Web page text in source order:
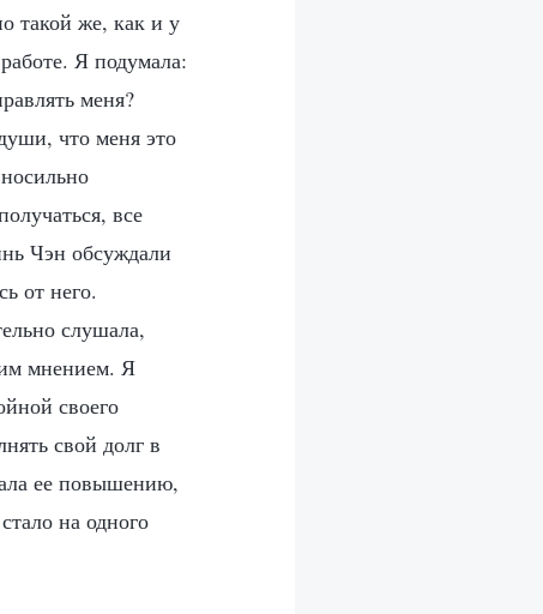
такой же, как и у
Я подумала:
меня?
что меня это
все
Чэн обсуждали
от него.
слушала,
мнением. Я
своего
свой долг в
ее повышению,
на одного